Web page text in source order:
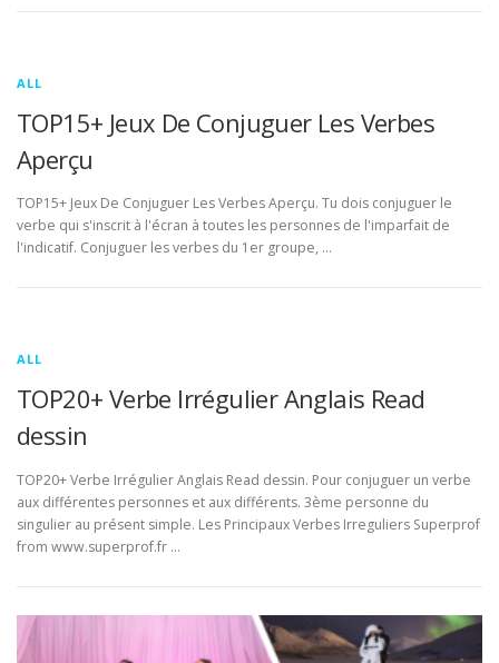
ALL
TOP15+ Jeux De Conjuguer Les Verbes
Aperçu
TOP15+ Jeux De Conjuguer Les Verbes Aperçu. Tu dois conjuguer le
verbe qui s'inscrit à l'écran à toutes les personnes de l'imparfait de
l'indicatif. Conjuguer les verbes du 1er groupe, …
ALL
TOP20+ Verbe Irrégulier Anglais Read
dessin
TOP20+ Verbe Irrégulier Anglais Read dessin. Pour conjuguer un verbe
aux différentes personnes et aux différents. 3ème personne du
singulier au présent simple. Les Principaux Verbes Irreguliers Superprof
from www.superprof.fr …